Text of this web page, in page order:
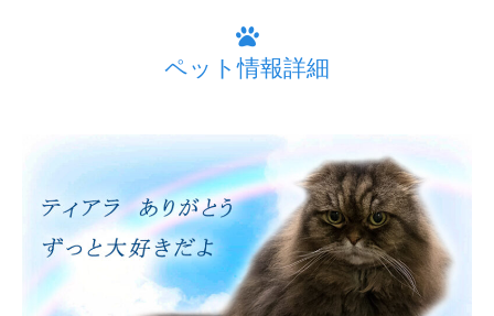
ペット情報詳細